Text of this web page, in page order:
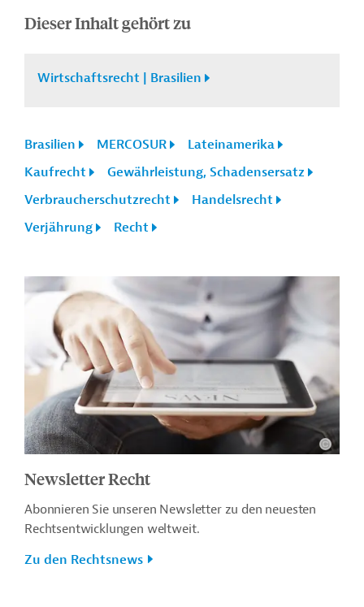
Dieser Inhalt gehört zu
Wirtschaftsrecht | Brasilien
Brasilien MERCOSUR
Lateinamerika
Kaufrecht
Gewährleistung, Schadensersatz
Verbraucherschutzrecht
Handelsrecht
Verjährung
Recht
Newsletter Recht
Abonnieren Sie unseren Newsletter zu den neuesten
Rechtsentwicklungen weltweit.
Zu den Rechtsnews